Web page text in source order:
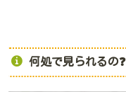
何処で見られるの❓